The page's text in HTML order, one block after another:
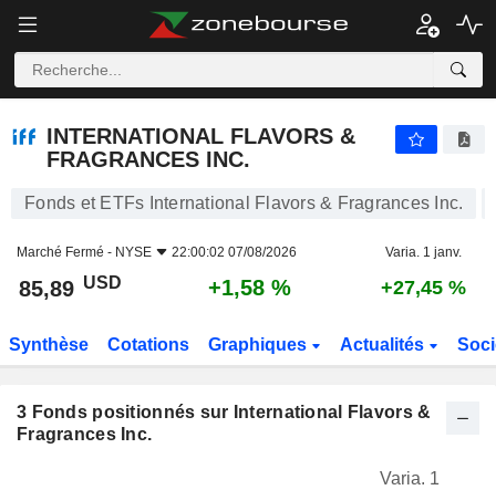
INTERNATIONAL FLAVORS &
FRAGRANCES INC.
Fonds et ETFs International Flavors & Fragrances Inc.
Marché Fermé - NYSE 22:00:02 07/08/2026 Varia. 1 janv.
85,89 USD +1,58 % +27,45 %
Synthèse Cotations Graphiques Actualités
3 Fonds positionnés sur International Flavors &
Fragrances Inc.
Varia. 1